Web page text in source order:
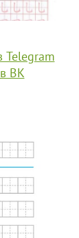
Telegram
ВК